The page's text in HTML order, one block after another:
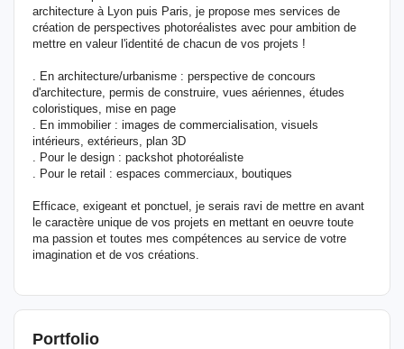
architecture à Lyon puis Paris, je propose mes services de
création de perspectives photoréalistes avec pour ambition de
mettre en valeur l'identité de chacun de vos projets !
. En architecture/urbanisme : perspective de concours
d'architecture, permis de construire, vues aériennes, études
coloristiques, mise en page
. En immobilier : images de commercialisation, visuels
intérieurs, extérieurs, plan 3D
. Pour le design : packshot photoréaliste
. Pour le retail : espaces commerciaux, boutiques
Efficace, exigeant et ponctuel, je serais ravi de mettre en avant
le caractère unique de vos projets en mettant en oeuvre toute
ma passion et toutes mes compétences au service de votre
imagination et de vos créations.
Portfolio